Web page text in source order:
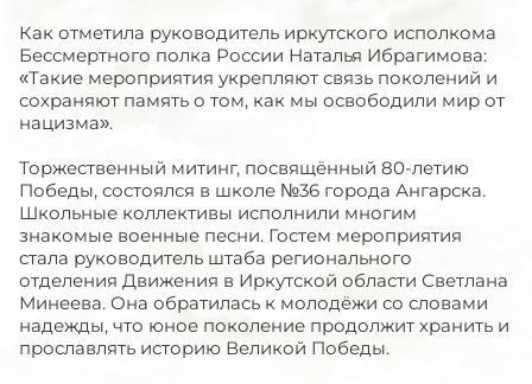
Как отметила руководитель иркутского исполкома
Бессмертного полка России Наталья Ибрагимова:
«Такие мероприятия укрепляют связь поколений и
сохраняют память о том, как мы освободили мир от
нацизма».
Торжественный митинг, посвящённый 80-летию
Победы, состоялся в школе №36 города Ангарска.
Школьные коллективы исполнили многим
знакомые военные песни. Гостем мероприятия
стала руководитель штаба регионального
отделения Движения в Иркутской области Светлана
Минеева. Она обратилась к молодёжи со словами
надежды, что юное поколение продолжит хранить и
прославлять историю Великой Победы.